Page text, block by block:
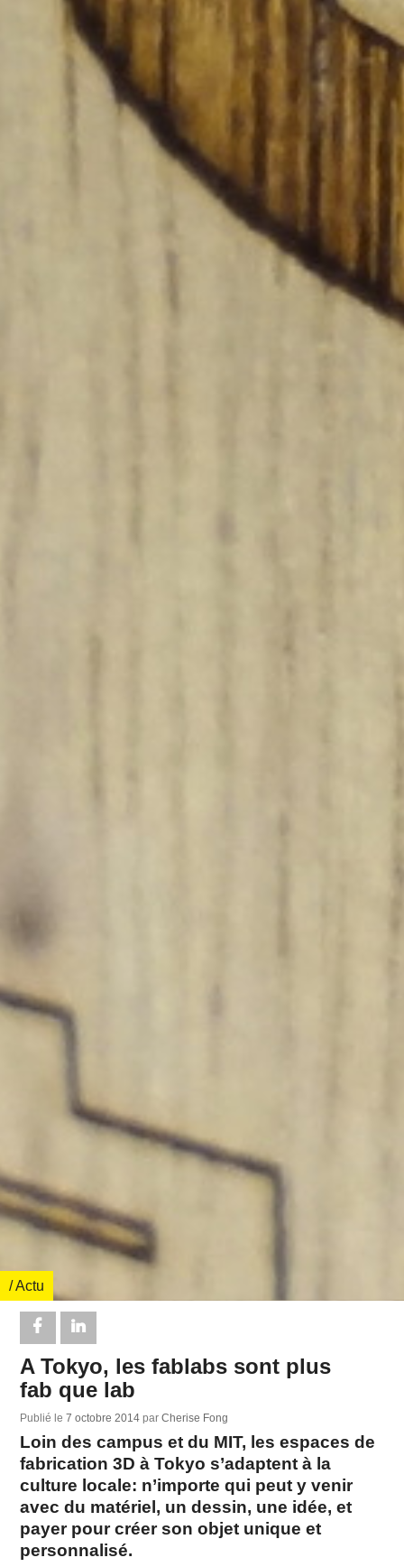
/ Actu
A Tokyo, les fablabs sont plus
fab que lab
Publié le7 octobre 2014parCherise Fong
Loin des campus et du MIT, les espaces de
fabrication 3D à Tokyo s’adaptent à la
culture locale: n’importe qui peut y venir
avec du matériel, un dessin, une idée, et
payer pour créer son objet unique et
personnalisé.